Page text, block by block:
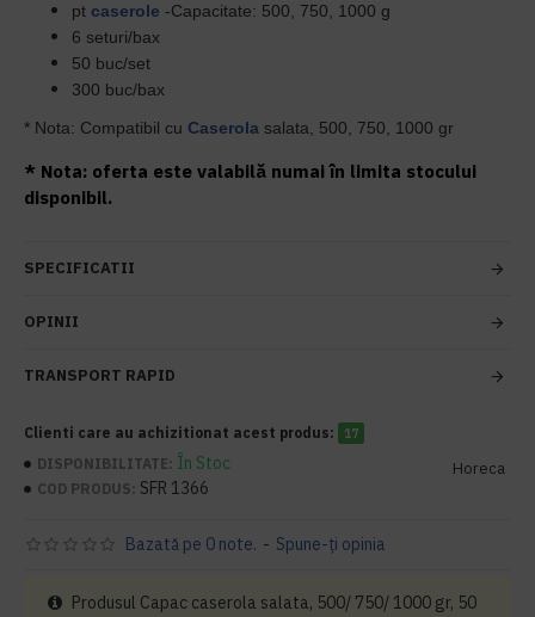
pt caserole -Capacitate: 500, 750, 1000 g
6 seturi/bax
50 buc/set
300 buc/bax
* Nota: Compatibil cu Caserola salata, 500, 750, 1000 gr
* Nota: oferta este valabilă numai în limita stocului
disponibil.
SPECIFICATII
OPINII
TRANSPORT RAPID
Clienti care au achizitionat acest produs: 17
DISPONIBILITATE: În Stoc
COD PRODUS: SFR 1366
Horeca
Bazată pe 0 note. - Spune-ţi opinia
Produsul Capac caserola salata, 500/ 750/ 1000 gr, 50